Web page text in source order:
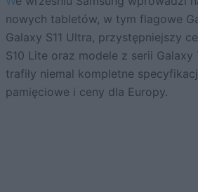
nowych tabletów, w tym flagowe
Galaxy S11 Ultra, przystępniejszy
S10 Lite oraz modele z serii Galaxy
trafiły niemal kompletne
pamięciowe i ceny dla Europy.